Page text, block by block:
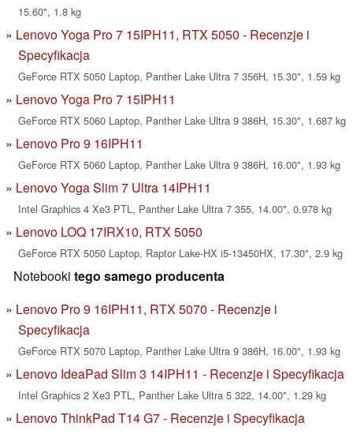
15.60", 1.8 kg
Lenovo Yoga Pro 7 15IPH11, RTX 5050 - Recenzje i
Specyfikacja
GeForce RTX 5050 Laptop, Panther Lake Ultra 7 356H, 15.30", 1.59 kg
Lenovo Yoga Pro 7 15IPH11
GeForce RTX 5060 Laptop, Panther Lake Ultra 9 386H, 15.30", 1.687 kg
Lenovo Pro 9 16IPH11
GeForce RTX 5060 Laptop, Panther Lake Ultra 9 386H, 16.00", 1.93 kg
Lenovo Yoga Slim 7 Ultra 14IPH11
Intel Graphics 4 Xe3 PTL, Panther Lake Ultra 7 355, 14.00", 0.978 kg
Lenovo LOQ 17IRX10, RTX 5050
GeForce RTX 5050 Laptop, Raptor Lake-HX i5-13450HX, 17.30", 2.9 kg
Notebooki tego samego producenta
Lenovo Pro 9 16IPH11, RTX 5070 - Recenzje i
Specyfikacja
GeForce RTX 5070 Laptop, Panther Lake Ultra 9 386H, 16.00", 1.93 kg
Lenovo IdeaPad Slim 3 14IPH11 - Recenzje i Specyfikacja
Intel Graphics 2 Xe3 PTL, Panther Lake Ultra 5 322, 14.00", 1.29 kg
Lenovo ThinkPad T14 G7 - Recenzje i Specyfikacja